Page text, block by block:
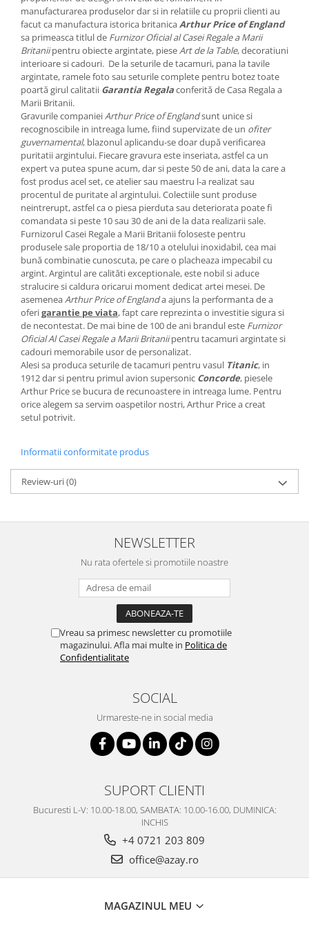
ARRIS
CELESTIAL PLATINUM
CORNUCOPIA
INTAGLIO
JASPER CONRAN GOLD
RENAISSANCE GOLD
ANTHEMION BLUE
BUTTERFLY BLOOM
OLD COUNTRY ROSES
PASHMINA
SIGNET PLATINUM
CELESTIAL GOLD
NATURE
CHINOISERIE WHITE
JASPER CONRAN WHITE
GILDED MUSE
WONDERLUST
MORRIS&AMP;CO
KINGSLEY
SERENDIPITY GOLD
SERENDIPITY PLATINUM
CHELSEA
MEDICEA
CELESTIAL
HIBISCUS
SWAN
CREATURES OF CURIOSITY
FLOWER FESTIVAL BLUE
FLOWER FESTIVAL RED
CHIQUE STRIPES VERDE
Renaissance Grey
CHIQUE STRIPES GALBEN
CHIQUE GALBEN
manufacturarea produselor dar si in relatiile cu proprii clienti au
facut ca manufactura istorica britanicaArthur Price of England
sa primeasca titlul de Furnizor Oficial al Casei Regale a Marii
Britaniipentru obiecte argintate, pieseArt de la Table, decoratiuni
interioare si cadouri. De la seturile de tacamuri, pana la tavile
argintate, ramele foto sau seturile complete pentru botez toate
poartă girul calitatii Garantia Regalaconferită de Casa Regala a
Marii Britanii.
Gravurile companieiArthur Price of Englandsunt unice si
recognoscibile in intreaga lume, fiind supervizate de un ofiter
guvernamental, blazonul aplicandu-se doar după verificarea
puritatii argintului. Fiecare gravura este inseriata, astfel ca un
expert va putea spune acum, dar si peste 50 de ani, data la care a
fost produs acel set, ce atelier sau maestru l-a realizat sau
procentul de puritate al argintului. Colectiile sunt produse
neintrerupt, astfel ca o piesa pierduta sau deteriorata poate fi
comandata si peste 10 sau 30 de ani de la data realizarii sale.
Furnizorul Casei Regale a Marii Britanii foloseste pentru
produsele sale proportia de 18/10 a otelului inoxidabil, cea mai
bună combinatie cunoscuta, pe care o placheaza impecabil cu
argint. Argintul are calităti exceptionale, este nobil si aduce
stralucire si caldura oricarui moment dedicat artei mesei. De
asemeneaArthur Price of Englanda ajuns la performanta de a
oferigarantie pe viata, fapt care reprezinta o investitie sigura si
de necontestat. De mai bine de 100 de ani brandul este Furnizor
Oficial Al Casei Regale a Marii Britaniipentru tacamuri argintate si
cadouri memorabile usor de personalizat.
Alesi sa produca seturile de tacamuri pentru vasul Titanic, in
1912 dar si pentru primul avion supersonic Concorde, piesele
Arthur Price se bucura de recunoastere in intreaga lume. Pentru
orice alegem sa servim oaspetilor nostri, Arthur Price a creat
setul potrivit.
Informatii conformitate produs
Review-uri(0)
NEWSLETTER
Nu rata ofertele si promotiile noastre
Vreau sa primesc newsletter cu promotiile
magazinului. Afla mai multe in Politica de
Confidentialitate
SOCIAL
Urmareste-ne in social media
SUPORT CLIENTI
Bucuresti L-V: 10.00-18.00, SAMBATA: 10.00-16.00, DUMINICA:
INCHIS
+4 0721 203 809
office@azay.ro
MAGAZINUL MEU